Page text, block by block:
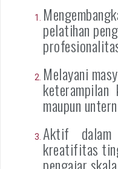
pelatihan
Melayani
maupun
Aktif dalam
kreatifitas